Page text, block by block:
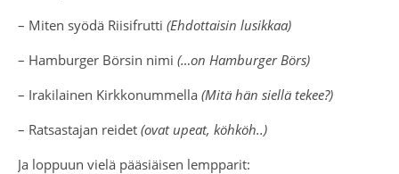
– Miten syödä Riisifrutti (Ehdottaisin lusikkaa)
– Hamburger Börsin nimi (…on Hamburger Börs)
– Irakilainen Kirkkonummella (Mitä hän siellä tekee?)
– Ratsastajan reidet (ovat upeat, köhköh..)
Ja loppuun vielä pääsiäisen lempparit: